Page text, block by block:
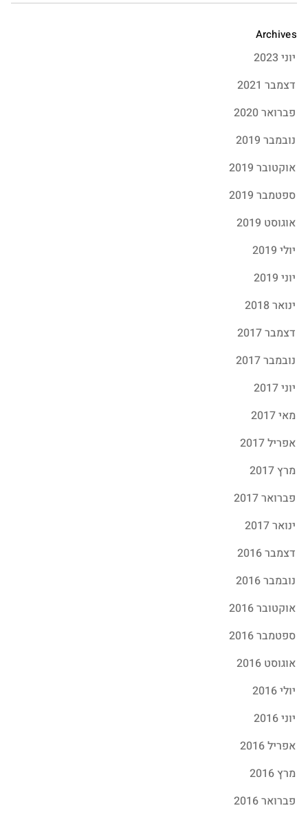
Archives
יוני 2023
דצמבר 2021
פברואר 2020
נובמבר 2019
אוקטובר 2019
ספטמבר 2019
אוגוסט 2019
יולי 2019
יוני 2019
ינואר 2018
דצמבר 2017
נובמבר 2017
יוני 2017
מאי 2017
אפריל 2017
מרץ 2017
פברואר 2017
ינואר 2017
דצמבר 2016
נובמבר 2016
אוקטובר 2016
ספטמבר 2016
אוגוסט 2016
יולי 2016
יוני 2016
אפריל 2016
מרץ 2016
פברואר 2016